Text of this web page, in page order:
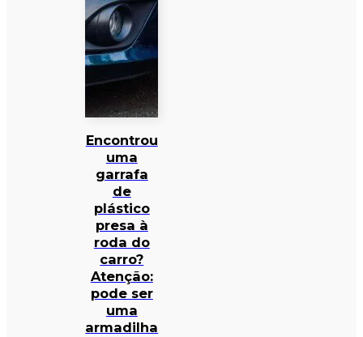
Encontrou
uma
garrafa
de
plástico
presa à
roda do
carro?
Atenção:
pode ser
uma
armadilha